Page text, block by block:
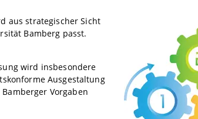
aus strategischer Sicht
Bamberg passt.
wird insbesondere
Ausgestaltung
Vorgaben